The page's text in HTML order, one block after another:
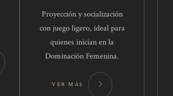
Proyección y socialización
con juego ligero, ideal para
quienes inician en la
Dominación Femenina.
VER MÁS